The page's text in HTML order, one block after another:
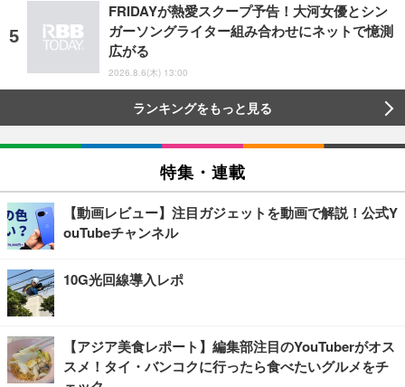
FRIDAYが熱愛スクープ予告！大河女優とシン
ガーソングライター組み合わせにネットで憶測
広がる
2026.8.6(木) 13:00
ランキングをもっと見る
特集・連載
【動画レビュー】注目ガジェットを動画で解説！公式Y
ouTubeチャンネル
10G光回線導入レポ
【アジア美食レポート】編集部注目のYouTuberがオス
スメ！タイ・バンコクに行ったら食べたいグルメをチ